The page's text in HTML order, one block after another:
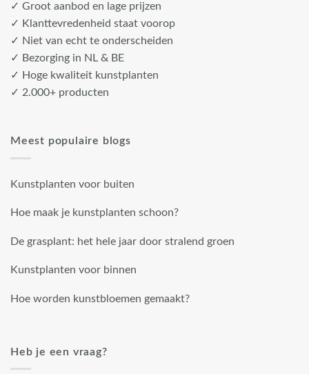
✓ Groot aanbod en lage prijzen
✓ Klanttevredenheid staat voorop
✓ Niet van echt te onderscheiden
✓ Bezorging in NL & BE
✓ Hoge kwaliteit kunstplanten
✓ 2.000+ producten
Meest populaire blogs
Kunstplanten voor buiten
Hoe maak je kunstplanten schoon?
De grasplant: het hele jaar door stralend groen
Kunstplanten voor binnen
Hoe worden kunstbloemen gemaakt?
Heb je een vraag?